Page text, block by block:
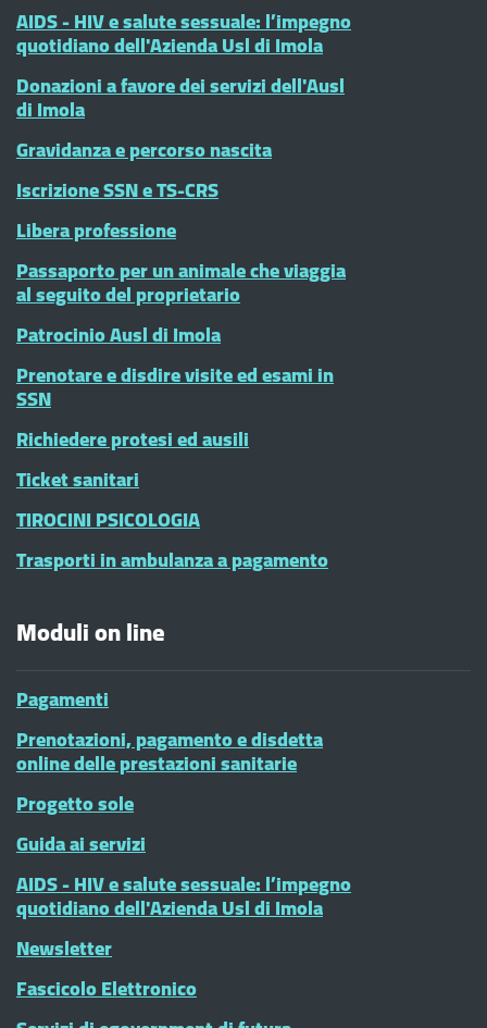
AIDS - HIV e salute sessuale: l’impegno
quotidiano dell'Azienda Usl di Imola
Donazioni a favore dei servizi dell'Ausl
di Imola
Gravidanza e percorso nascita
Iscrizione SSN e TS-CRS
Libera professione
Passaporto per un animale che viaggia
al seguito del proprietario
Patrocinio Ausl di Imola
Prenotare e disdire visite ed esami in
SSN
Richiedere protesi ed ausili
Ticket sanitari
TIROCINI PSICOLOGIA
Trasporti in ambulanza a pagamento
Moduli on line
Pagamenti
Prenotazioni, pagamento e disdetta
online delle prestazioni sanitarie
Progetto sole
Guida ai servizi
AIDS - HIV e salute sessuale: l’impegno
quotidiano dell'Azienda Usl di Imola
Newsletter
Fascicolo Elettronico